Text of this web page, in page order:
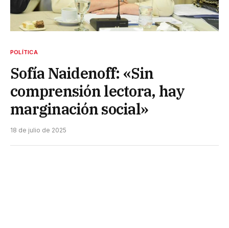
POLÍTICA
Sofía Naidenoff: «Sin
comprensión lectora, hay
marginación social»
18 de julio de 2025